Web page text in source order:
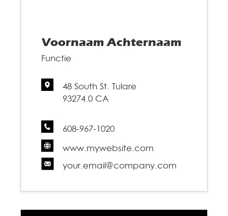
your.email@company.com
608-967-1020
www.mywebsite.com
Functie
48 South St. Tulare
93274.0 CA
VoornaamAchternaam